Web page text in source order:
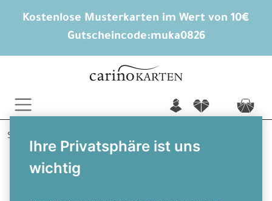
Kostenlose Musterkarten im Wert von 10€
Gutscheincode:muka0826
Ihre Privatsphäre ist uns
wichtig
n f c
Startseite
Klassischer Trauerbrief mit Rose und